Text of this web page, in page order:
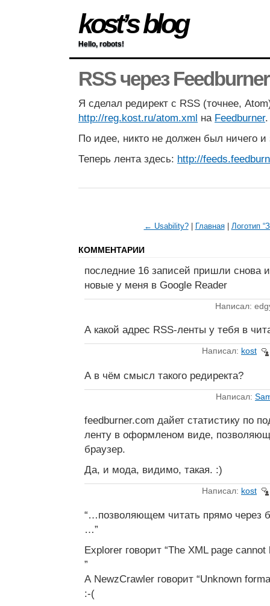
kost’s blog
Hello, robots!
RSS через Feedburner
Я сделал редирект с RSS (точнее,
http://reg.kost.ru/atom.xml на Feedburner.
По идее, никто не должен был ничего и
Теперь лента здесь: http://
← Usability?| Главная| Логотип
КОММЕНТАРИИ
последние 16 записей пришли снова
новые у меня в Google Reader
Написал:
А какой адрес RSS-ленты у тебя в
Написал: kost
А в чём смысл такого редиректа?
Написал:
feedburner.com дайет статистику по
ленту в оформленом виде,
браузер.
Да, и мода, видимо, такая. :)
Написал: kost
“…позволяющем читать прямо через
…”
Explorer говорит “The XML page
”
А NewzCrawler говорит “Unknown
:-(